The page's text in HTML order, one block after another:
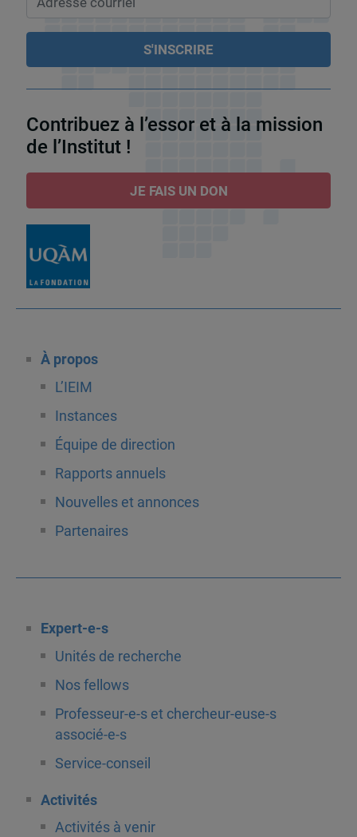
Contribuez à l’essor et à la mission
de l’Institut !
JE FAIS UN DON
À propos
L’IEIM
Instances
Équipe de direction
Rapports annuels
Nouvelles et annonces
Partenaires
Expert-e-s
Unités de recherche
Nos fellows
Professeur-e-s et chercheur-euse-s
associé-e-s
Service-conseil
Activités
Activités à venir